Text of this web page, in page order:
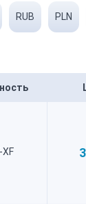
RUB PLN
XF